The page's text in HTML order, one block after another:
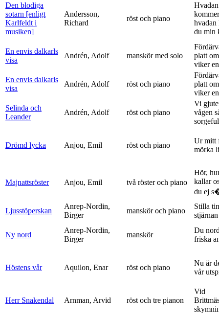
Den blodiga
sotarn [enligt
Karlfeldt i
musiken]
Andersson,
Richard
röst och piano
Hvadan
hvadan
du min
En envis dalkarls
visa
Andrén, Adolf manskör med solo
platt
viker
En envis dalkarls
visa
Andrén, Adolf röst och piano
platt
viker
Selinda och
Leander
Andrén, Adolf röst och piano
Vi
vågen
Drömd lycka Anjou, Emil röst och piano
Ur mitt
mörka
Majnattsröster Anjou, Emil två röster och piano
Hör,
kallar
du ej
Ljusstöperskan
Anrep-Nordin,
Birger
manskör och piano
Stilla
stjärnan
Ny nord
Anrep-Nordin,
Birger
manskör
Du
friska
Höstens vår Aquilon, Enar röst och piano
Nu är
vår
Herr Snakendal Arnman, Arvid röst och tre pianon
Vid